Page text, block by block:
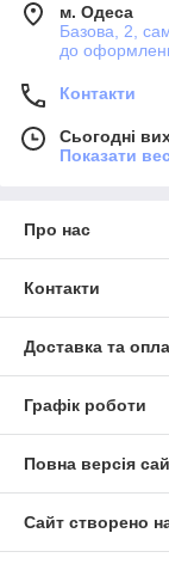
м. Одеса
Базова, 2,
до
Контакти
Сьогодні
Показати
Про нас
Контакти
Доставка та
Графік роботи
Повна версія
Сайт створено